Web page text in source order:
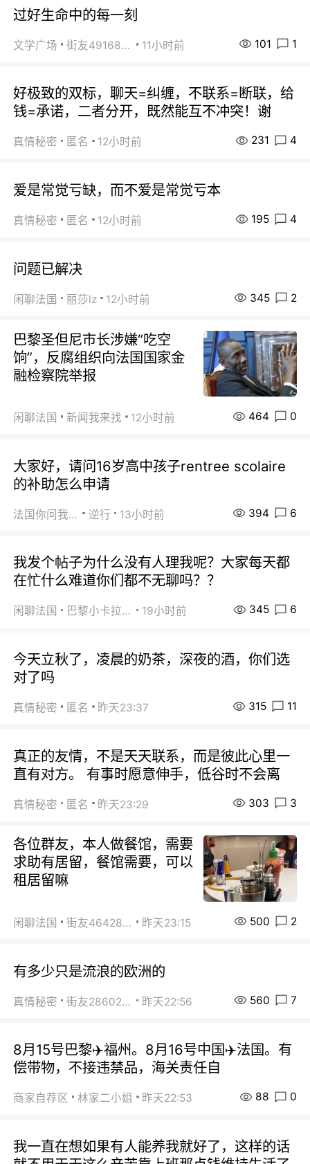
过好生命中的每一刻
文学广场 街友49168527 11小时前 101 1
好极致的双标，聊天=纠缠，不联系=断联，给
钱=承诺，二者分开，既然能互不冲突！谢
真情秘密 匿名 12小时前 231 4
爱是常觉亏缺，而不爱是常觉亏本
真情秘密 匿名 12小时前 195 4
问题已解决
闲聊法国 丽莎lz 12小时前 345 2
巴黎圣但尼市长涉嫌“吃空
饷”，反腐组织向法国国家金
融检察院举报
闲聊法国 新闻我来找 12小时前 464 0
大家好，请问16岁高中孩子rentree scolaire
的补助怎么申请
法国你问我答 逆行 13小时前 394 6
我发个帖子为什么没有人理我呢？大家每天都
在忙什么难道你们都不无聊吗？？
闲聊法国 巴黎小卡拉咪 19小时前 345 6
今天立秋了，凌晨的奶茶，深夜的酒，你们选
对了吗
真情秘密 匿名 昨天23:37 315 11
真正的友情，不是天天联系，而是彼此心里一
直有对方。 有事时愿意伸手，低谷时不会离
真情秘密 匿名 昨天23:29 303 3
各位群友，本人做餐馆，需要
求助有居留，餐馆需要，可以
租居留嘛
闲聊法国 街友46428878 昨天23:15 500 2
有多少只是流浪的欧洲的
真情秘密 街友28602925 昨天22:56 560 7
8月15号巴黎✈️福州。8月16号中国✈️法国。有
偿带物，不接违禁品，海关责任自
商家自荐区 林家二小姐 昨天22:53 88 0
我一直在想如果有人能养我就好了，这样的话